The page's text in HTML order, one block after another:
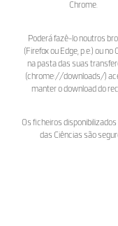
Chrome.
Poderá fazê-lo noutros
(Firefox ou Edge, p.e.) ou no
na pasta das suas
(chrome://downloads/)
manter o download do
Os ficheiros disponibilizados
das Ciências são